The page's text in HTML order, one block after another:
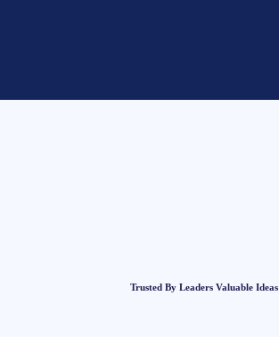
Trusted By Leaders Valuable Ideas